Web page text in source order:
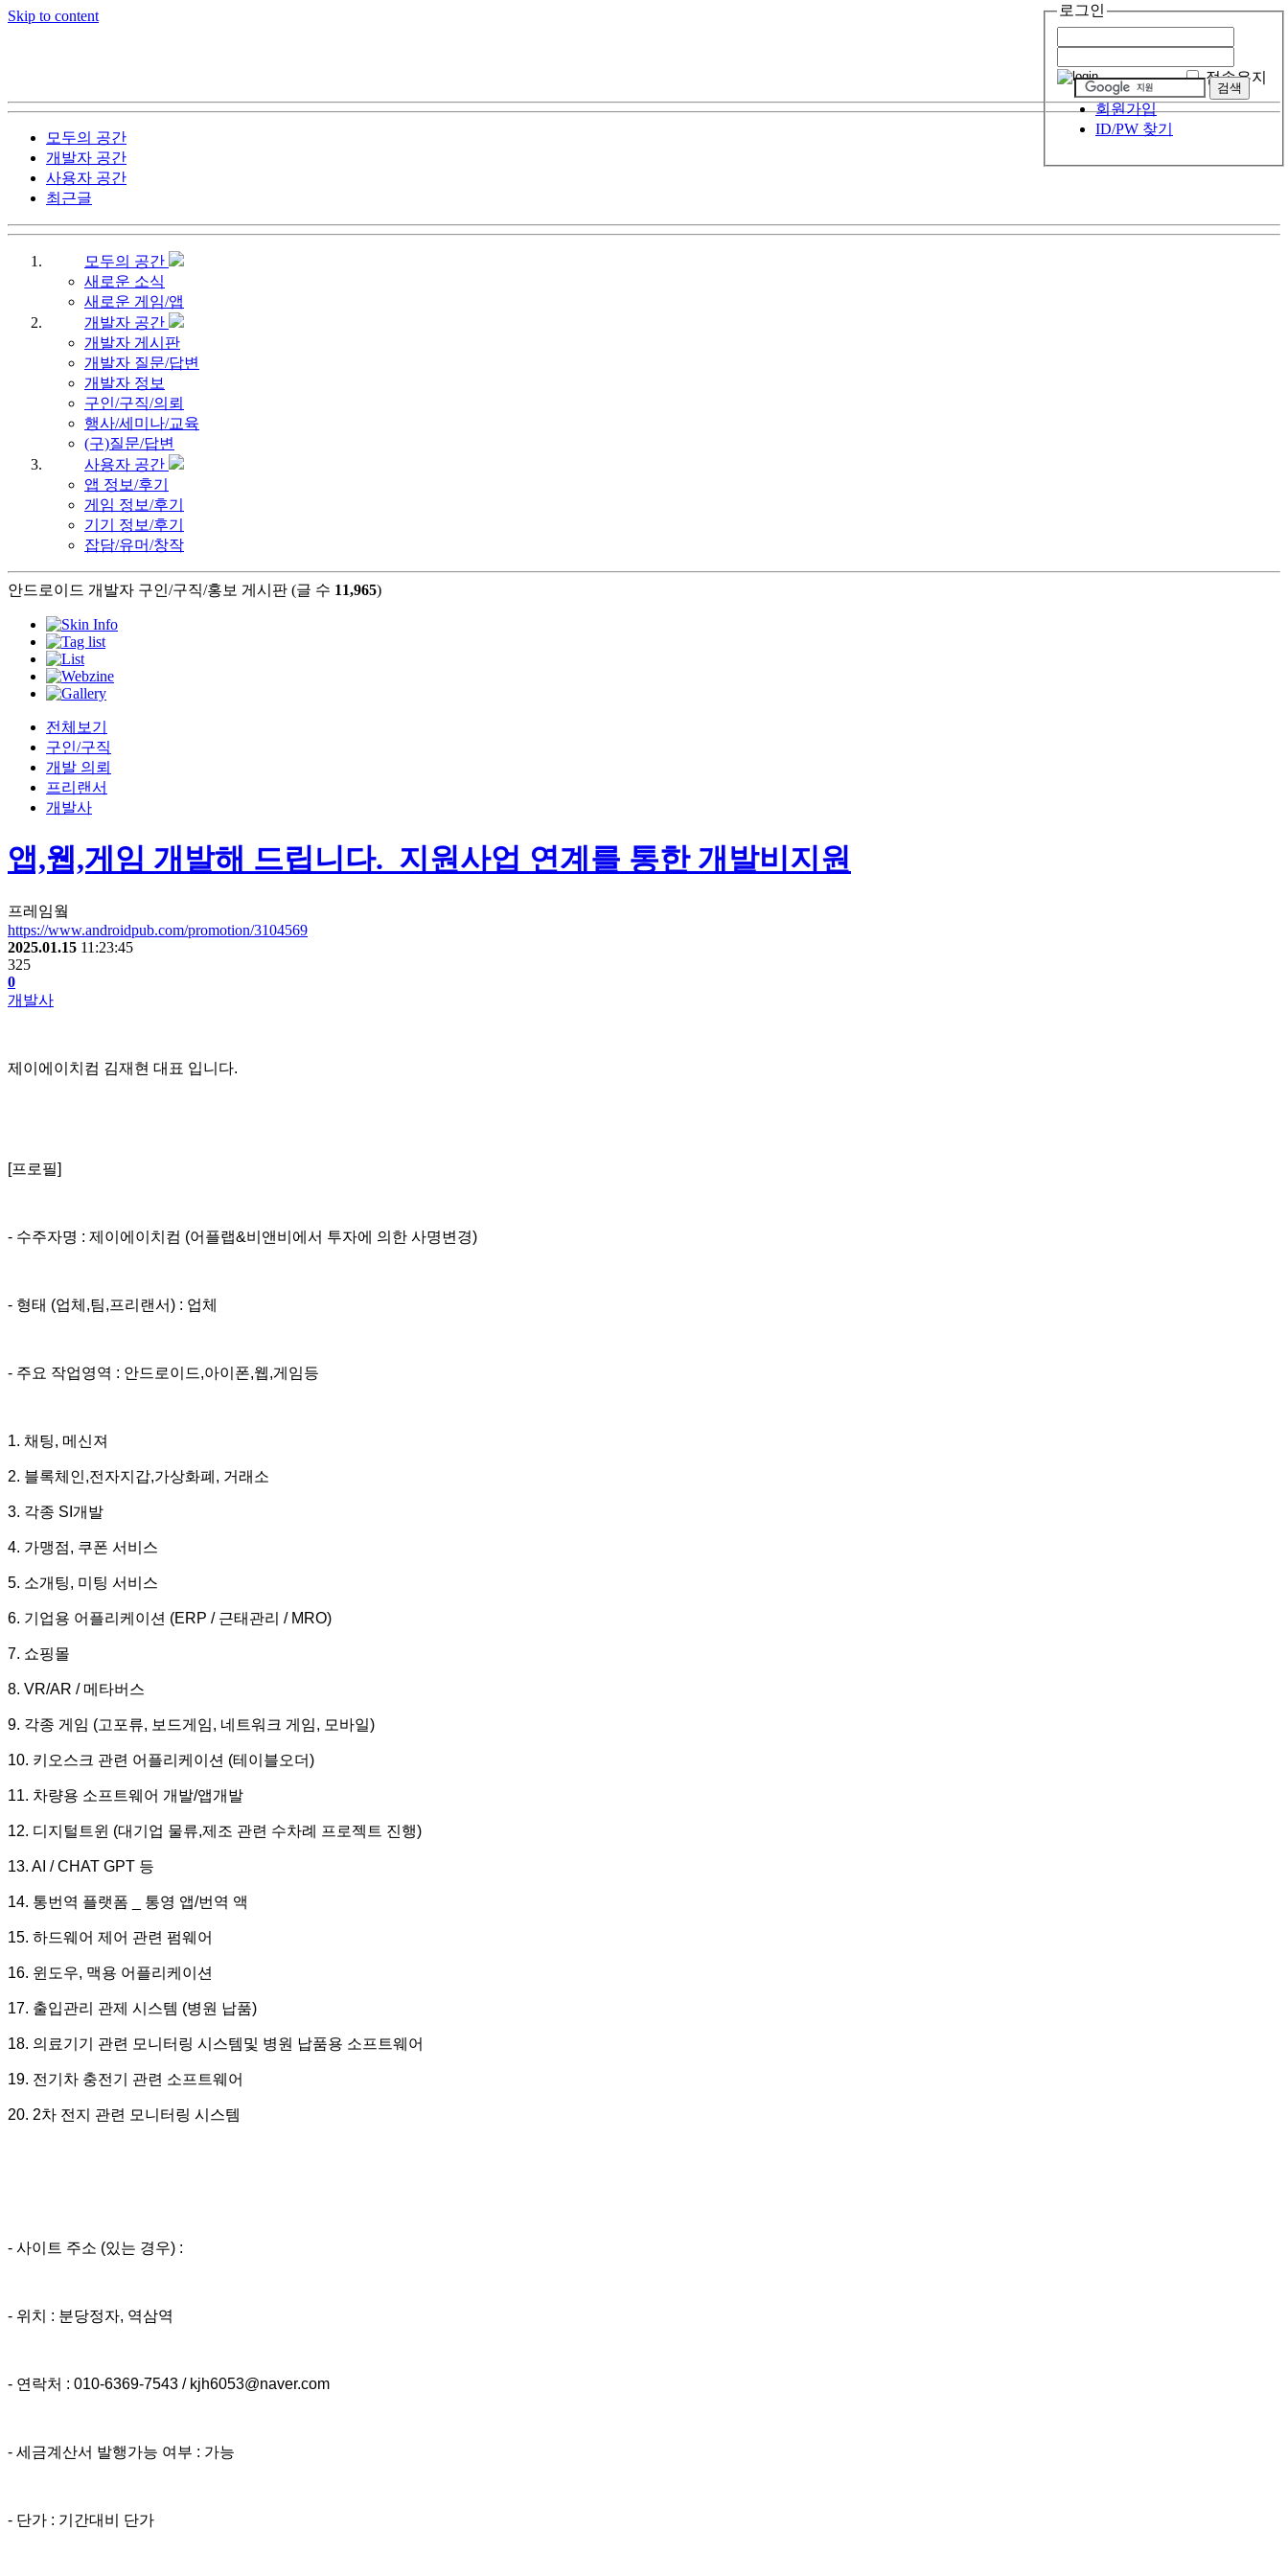
Skip to content
모두의 공간
개발자 공간
사용자 공간
최근글
로그인
접속유지
회원가입
ID/PW 찾기
모두의 공간
새로운 소식
새로운 게임/앱
개발자 공간
개발자 게시판
개발자 질문/답변
개발자 정보
구인/구직/의뢰
행사/세미나/교육
(구)질문/답변
사용자 공간
앱 정보/후기
게임 정보/후기
기기 정보/후기
잡담/유머/창작
안드로이드 개발자 구인/구직/홍보 게시판 (글 수 11,965)
전체보기
구인/구직
개발 의뢰
프리랜서
개발사
앱,웹,게임 개발해 드립니다._지원사업 연계를 통한 개발비지원
프레임웤
https://www.androidpub.com/promotion/3104569
2025.01.15 11:23:45
325
0
개발사
제이에이치컴 김재현 대표 입니다.
[프로필]
- 수주자명 : 제이에이치컴 (어플랩&비앤비에서 투자에 의한 사명변경)
- 형태 (업체,팀,프리랜서) : 업체
- 주요 작업영역 : 안드로이드,아이폰,웹,게임등
1. 채팅, 메신져
2. 블록체인,전자지갑,가상화폐, 거래소
3. 각종 SI개발
4. 가맹점, 쿠폰 서비스
5. 소개팅, 미팅 서비스
6. 기업용 어플리케이션 (ERP / 근태관리 / MRO)
7. 쇼핑몰
8. VR/AR / 메타버스
9. 각종 게임 (고포류, 보드게임, 네트워크 게임, 모바일)
10. 키오스크 관련 어플리케이션 (테이블오더)
11. 차량용 소프트웨어 개발/앱개발
12. 디지털트윈 (대기업 물류,제조 관련 수차례 프로젝트 진행)
13. AI / CHAT GPT 등
14. 통번역 플랫폼 _ 통영 앱/번역 액
15. 하드웨어 제어 관련 펌웨어
16. 윈도우, 맥용 어플리케이션
17. 출입관리 관제 시스템 (병원 납품)
18. 의료기기 관련 모니터링 시스템및 병원 납품용 소프트웨어
19. 전기차 충전기 관련 소프트웨어
20. 2차 전지 관련 모니터링 시스템
- 사이트 주소 (있는 경우) :
- 위치 : 분당정자, 역삼역
- 연락처 : 010-6369-7543 / kjh6053@naver.com
- 세금계산서 발행가능 여부 : 가능
- 단가 : 기간대비 단가